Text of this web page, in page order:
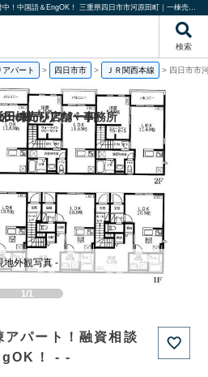
四日市市河原田町1棟アパート！融資相談受付中！中国語＆EngOK！ 三重県四日市市河原田町｜一棟売りアパート｜投資物件や収益物件｜株式会社リタ不動産
検索
パート > 四日市市 > ＪＲ関西本線 > 四日市市
1/1
地外観写真 -
アパート！融資相談
！ - -
一棟売りアパート
の売り店舗・事務所
田の
一棟売りアパート